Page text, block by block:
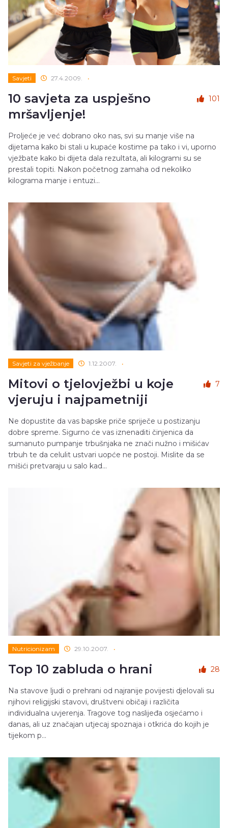
Savjeti 27.4.2009. •
10 savjeta za uspješno
mršavljenje!
101
Proljeće je već dobrano oko nas, svi su manje više na
dijetama kako bi stali u kupaće kostime pa tako i vi, uporno
vježbate kako bi dijeta dala rezultata, ali kilogrami su se
prestali topiti. Nakon početnog zamaha od nekoliko
kilograma manje i entuzi...
Savjeti za vježbanje 1.12.2007. •
Mitovi o tjelovježbi u koje
vjeruju i najpametniji
7
Ne dopustite da vas bapske priče spriječe u postizanju
dobre spreme. Sigurno će vas iznenaditi činjenica da
sumanuto pumpanje trbušnjaka ne znači nužno i mišićav
trbuh te da celulit ustvari uopće ne postoji. Mislite da se
mišići pretvaraju u salo kad...
Nutricionizam 29.10.2007. •
Top 10 zabluda o hrani 28
Na stavove ljudi o prehrani od najranije povijesti djelovali su
njihovi religijski stavovi, društveni običaji i različita
individualna uvjerenja. Tragove tog naslijeđa osjećamo i
danas, ali uz značajan utjecaj spoznaja i otkrića do kojih je
tijekom p...